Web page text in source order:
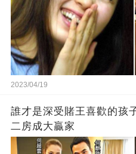
2023/04/19
誰才是深受賭王喜歡的孩
二房成大贏家